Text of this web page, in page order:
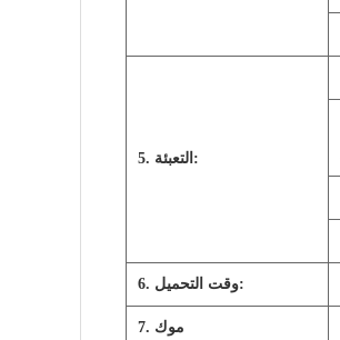
5. التعبئة:
6. وقت التحميل:
7. موك